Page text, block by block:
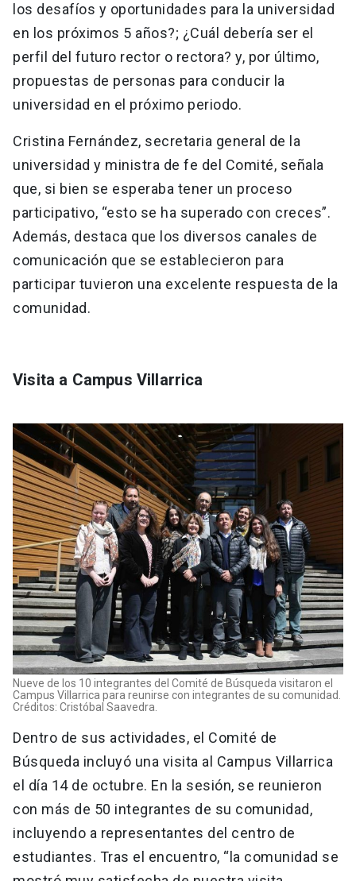
los desafíos y oportunidades para la universidad
en los próximos 5 años?; ¿Cuál debería ser el
perfil del futuro rector o rectora? y, por último,
propuestas de personas para conducir la
universidad en el próximo periodo.
Cristina Fernández, secretaria general de la
universidad y ministra de fe del Comité, señala
que, si bien se esperaba tener un proceso
participativo, “esto se ha superado con creces”.
Además, destaca que los diversos canales de
comunicación que se establecieron para
participar tuvieron una excelente respuesta de la
comunidad.
Visita a Campus Villarrica
Nueve de los 10 integrantes del Comité de Búsqueda visitaron el
Campus Villarrica para reunirse con integrantes de su comunidad.
Créditos: Cristóbal Saavedra.
Dentro de sus actividades, el Comité de
Búsqueda incluyó una visita al Campus Villarrica
el día 14 de octubre. En la sesión, se reunieron
con más de 50 integrantes de su comunidad,
incluyendo a representantes del centro de
estudiantes. Tras el encuentro, “la comunidad se